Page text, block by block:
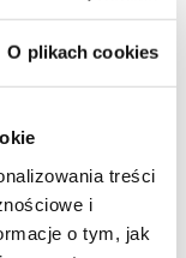
O plikach cookies
treści
i
o tym, jak
o to,
–
9 kwietnia
jest
aż 25 gości,